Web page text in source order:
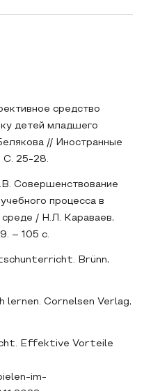
средство
детей младшего
// Иностранные
С. 25-28.
Совершенствование
процесса в
/ Н.Л. Караваев,
– 105 с.
Brünn,
lernen. Cornelsen Verlag,
Effektive Vorteile
im-